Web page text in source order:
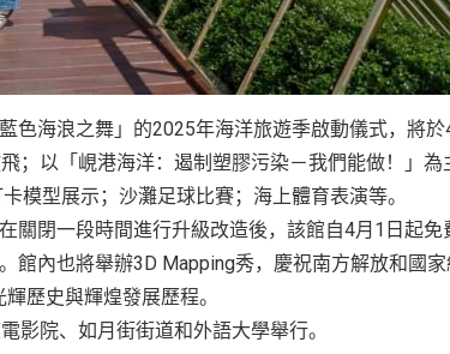
色海浪之舞」的2025年海洋旅遊季啟動儀式，將
；以「峴港海洋：遏制塑膠污染－我們能做！」為
模型展示；沙灘足球比賽；海上體育表演等。
關閉一段時間進行升級改造後，該館自4月1日起免
館內也將舉辦3D Mapping秀，慶祝南方解放和國
歷史與輝煌發展歷程。
影院、如月街街道和外語大學舉行。